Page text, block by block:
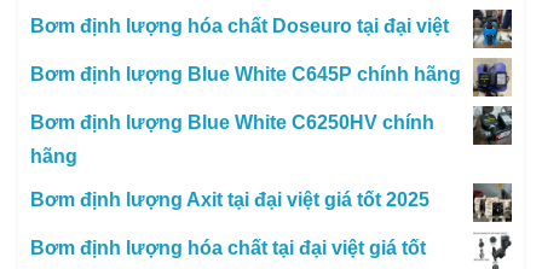
Bơm định lượng hóa chất Doseuro tại đại việt
Bơm định lượng Blue White C645P chính hãng
Bơm định lượng Blue White C6250HV chính
hãng
Bơm định lượng Axit tại đại việt giá tốt 2025
Bơm định lượng hóa chất tại đại việt giá tốt